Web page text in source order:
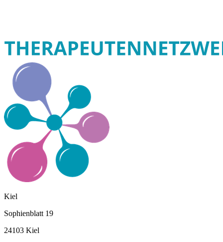
Kiel
Sophienblatt 19
24103 Kiel